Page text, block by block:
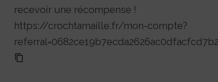
recevoir une récompense !
https://crochtamaille.fr/mon-compte?